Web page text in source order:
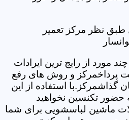
نظر مرکز تعمیر
مورد از رایج ترین ایرادات
پرداخمرکز و روش های رفع
گذاشمرکز.با استفاده از این
حضور تکنسین نخواهید
ماشین لباسشویی برای شما